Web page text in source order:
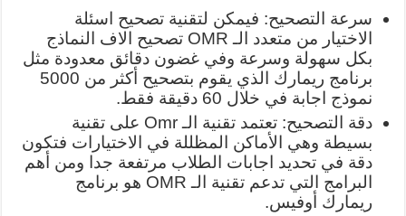
سرعة التصحيح: فيمكن لتقنية تصحيح اسئلة
الاختيار من متعدد الـ OMR تصحيح الاف النماذج
بكل سهولة وسرعة وفي غضون دقائق معدودة مثل
برنامج ريمارك الذي يقوم بتصحيح أكثر من 5000
نموذج اجابة في خلال 60 دقيقة فقط.
دقة التصحيح: تعتمد تقنية الـ Omr على تقنية
بسيطة وهي الأماكن المظللة في الاختيارات فتكون
دقة في تحديد اجابات الطلاب مرتفعة جدا ومن أهم
البرامج التي تدعم تقنية الـ OMR هو برنامج
ريمارك أوفيس.